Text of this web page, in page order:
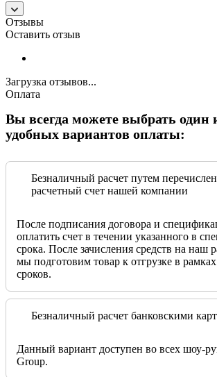
Отзывы
Оставить отзыв
Загрузка отзывов...
Оплата
Вы всегда можете выбрать один
удобных вариантов оплаты:
Безналичный расчет путем
расчетный счет нашей компании
После подписания договора и
оплатить счет в течении указанного в
срока. После зачисления средств на наш
мы подготовим товар к отгрузке в
сроков.
Безналичный расчет банковскими
Данный вариант доступен во всех шоу-
Group.